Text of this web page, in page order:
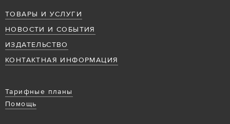
ТОВАРЫ И УСЛУГИ
НОВОСТИ И СОБЫТИЯ
ИЗДАТЕЛЬСТВО
КОНТАКТНАЯ ИНФОРМАЦИЯ
Тарифные планы
Помощь